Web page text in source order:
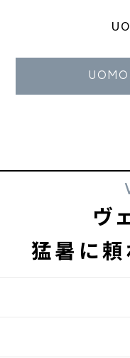
ヴ
猛暑に頼